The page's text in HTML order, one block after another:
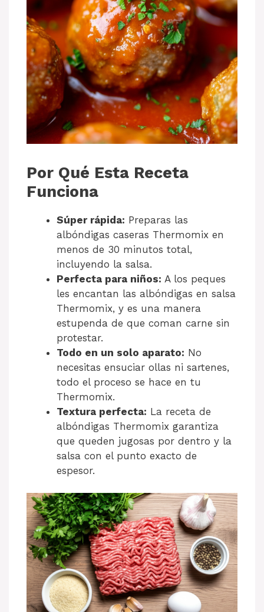
Por Qué Esta Receta
Funciona
Súper rápida: Preparas las
albóndigas caseras Thermomix en
menos de 30 minutos total,
incluyendo la salsa.
Perfecta para niños: A los peques
les encantan las albóndigas en salsa
Thermomix, y es una manera
estupenda de que coman carne sin
protestar.
Todo en un solo aparato: No
necesitas ensuciar ollas ni sartenes,
todo el proceso se hace en tu
Thermomix.
Textura perfecta: La receta de
albóndigas Thermomix garantiza
que queden jugosas por dentro y la
salsa con el punto exacto de
espesor.